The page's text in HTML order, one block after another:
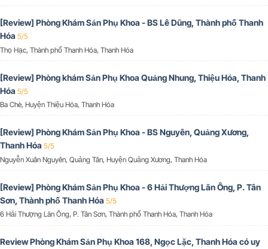
[Review] Phòng Khám Sản Phụ Khoa - BS Lê Dũng, Thành phố Thanh
Hóa 5/5
Thọ Hạc, Thành phố Thanh Hóa, Thanh Hóa
[Review] Phòng khám Sản Phụ Khoa Quảng Nhung, Thiệu Hóa, Thanh
Hóa 5/5
Ba Chè, Huyện Thiệu Hóa, Thanh Hóa
[Review] Phòng Khám Sản Phụ Khoa - BS Nguyên, Quảng Xương,
Thanh Hóa 5/5
Nguyễn Xuân Nguyên, Quảng Tân, Huyện Quảng Xương, Thanh Hóa
[Review] Phòng Khám Sản Phụ Khoa - 6 Hải Thượng Lãn Ông, P. Tân
Sơn, Thành phố Thanh Hóa 5/5
6 Hải Thượng Lãn Ông, P. Tân Sơn, Thành phố Thanh Hóa, Thanh Hóa
Review Phòng Khám Sản Phụ Khoa 168, Ngọc Lặc, Thanh Hóa có uy